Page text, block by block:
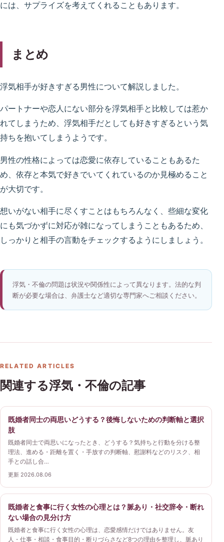
には、サプライズを考えてくれることもあります。
まとめ
浮気相手が好きすぎる男性について解説しました。
パートナーや恋人にない部分を浮気相手と比較しては惹か
れてしまうため、浮気相手だとしても好きすぎるという気
持ちを抱いてしまうようです。
男性の性格によっては恋愛に依存していることもあるた
め、依存と本気で好きでいてくれているのか見極めること
が大切です。
想いがない相手に尽くすことはもちろんなく、些細な変化
にも気づかずに対応が雑になってしまうこともあるため、
しっかりと相手の言動をチェックするようにしましょう。
浮気・不倫の問題は状況や関係性によって異なります。法的な判
断が必要な場合は、弁護士など適切な専門家へご相談ください。
RELATED ARTICLES
関連する浮気・不倫の記事
既婚者同士の両思いどうする？後悔しないための判断軸と選択
肢
既婚者同士で両思いになったとき、どうする？気持ちと行動を分ける整
理法、進める・距離を置く・手放すの判断軸、慰謝料などのリスク、相
手との話し合…
更新 2026.08.06
既婚者と食事に行く女性の心理とは？脈あり・社交辞令・断れ
ない場合の見分け方
既婚者と食事に行く女性の心理は、恋愛感情だけではありません。友
人・仕事・相談・食事目的・断りづらさなど8つの理由を整理し、脈あり